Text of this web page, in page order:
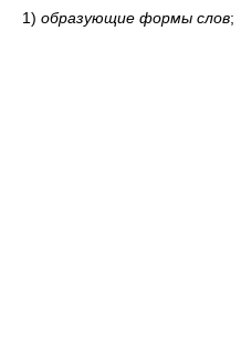
1) образующие формы слов;